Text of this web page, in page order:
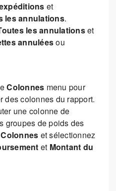
et
les annulations.
les annulationset
annuléesou
Colonnes menu pour
des colonnes du rapport.
une colonne de
groupes de poids des
Colonnes et sélectionnez
et Montant du